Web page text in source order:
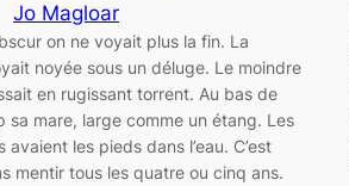
Jo Magloar
on ne voyait plus la fin. La
noyée sous un déluge. Le moindre
en rugissant torrent. Au bas de
sa mare, large comme un étang. Les
avaient les pieds dans l’eau. C’est
mentir tous les quatre ou cinq ans.